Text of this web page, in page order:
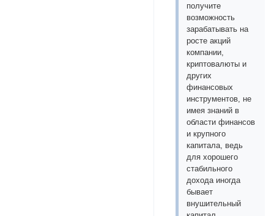
получите
возможность
зарабатывать на
росте акций
компании,
криптовалюты и
других
финансовых
инструментов, не
имея знаний в
области финансов
и крупного
капитала, ведь
для хорошего
стабильного
дохода иногда
бывает
внушительный